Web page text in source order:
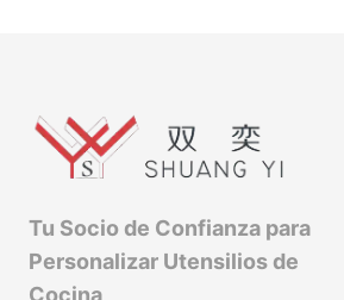
Tu Socio de Confianza para
Personalizar Utensilios de
Cocina